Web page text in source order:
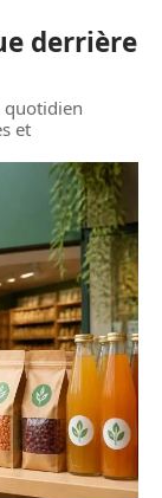
derrière
quotidien
et